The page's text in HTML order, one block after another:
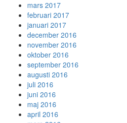
mars 2017
februari 2017
januari 2017
december 2016
november 2016
oktober 2016
september 2016
augusti 2016
juli 2016
juni 2016
maj 2016
april 2016